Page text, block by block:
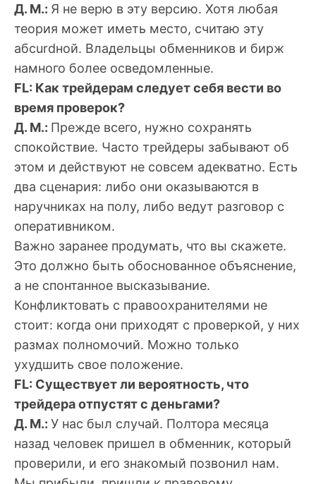
Д. М.: Я не верю в эту версию. Хотя любая
теория может иметь место, считаю эту
абсurdной. Владельцы обменников и бирж
намного более осведомленные.
FL: Как трейдерам следует себя вести во
время проверок?
Д. M.: Прежде всего, нужно сохранять
спокойствие. Часто трейдеры забывают об
этом и действуют не совсем адекватно. Есть
два сценария: либо они оказываются в
наручниках на полу, либо ведут разговор с
оперативником.
Важно заранее продумать, что вы скажете.
Это должно быть обоснованное объяснение,
а не спонтанное высказывание.
Конфликтовать с правоохранителями не
стоит: когда они приходят с проверкой, у них
размах полномочий. Можно только
ухудшить свое положение.
FL: Существует ли вероятность, что
трейдера отпустят с деньгами?
Д. М.: У нас был случай. Полтора месяца
назад человек пришел в обменник, который
проверили, и его знакомый позвонил нам.